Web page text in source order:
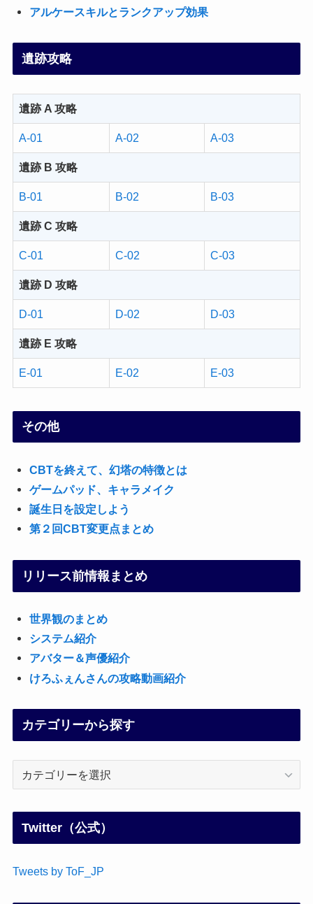
アルケースキルとランクアップ効果
遺跡攻略
遺跡 A 攻略
A-01 A-02 A-03
遺跡 B 攻略
B-01 B-02 B-03
遺跡 C 攻略
C-01 C-02 C-03
遺跡 D 攻略
D-01 D-02 D-03
遺跡 E 攻略
E-01 E-02 E-03
その他
CBTを終えて、幻塔の特徴とは
ゲームパッド、キャラメイク
誕生日を設定しよう
第２回CBT変更点まとめ
リリース前情報まとめ
世界観のまとめ
システム紹介
アバター＆声優紹介
けろふぇんさんの攻略動画紹介
カテゴリーから探す
ら
Twitter（公式）
Tweets by ToF_JP